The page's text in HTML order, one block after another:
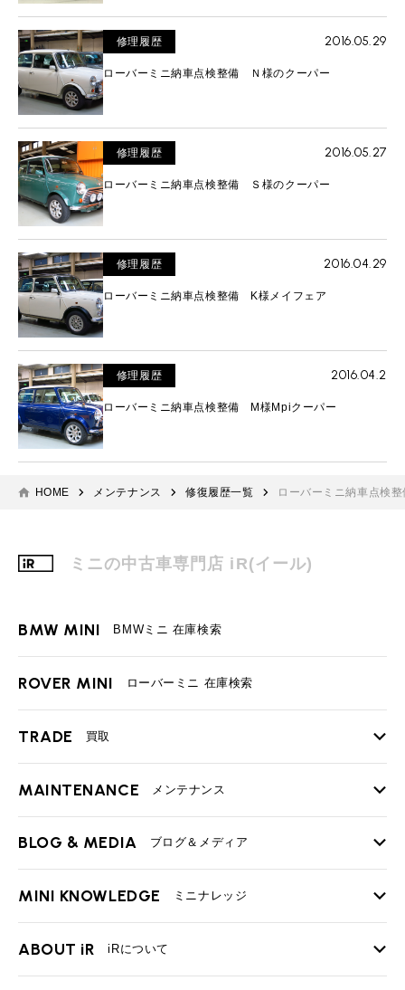
修理履歴 2016.05.29
ローバーミニ納車点検整備 Ｎ様のクーパー
修理履歴 2016.05.27
ローバーミニ納車点検整備 Ｓ様のクーパー
修理履歴 2016.04.29
ローバーミニ納車点検整備 K様メイフェア
修理履歴 2016.04.2
ローバーミニ納車点検整備 M様Mpiクーパー
HOME メンテナンス 修復履歴一覧 ローバーミニ納車点検
ミニの中古車専門店 iR(イール)
BMW MINI BMWミニ 在庫検索
ROVER MINI ローバーミニ 在庫検索
TRADE 買取
TOP
必要書類
MAINTENANCE メンテナンス
TOP
最近の修理実績
BLOG & MEDIA ブログ＆メディア
TOP
User's Voice 購入者様の声
MINI KNOWLEDGE ミニナレッジ
TOP
ABOUT iR iRについて